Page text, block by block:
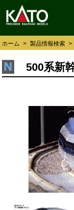
ホーム > 製品情報検索 >
500系新